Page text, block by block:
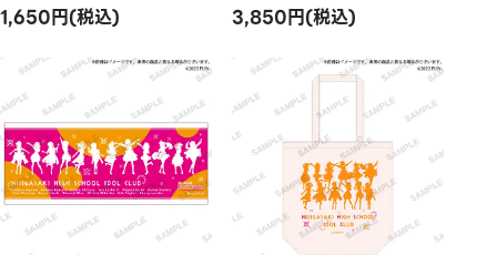
1,650円(税込)
3,850円(税込)